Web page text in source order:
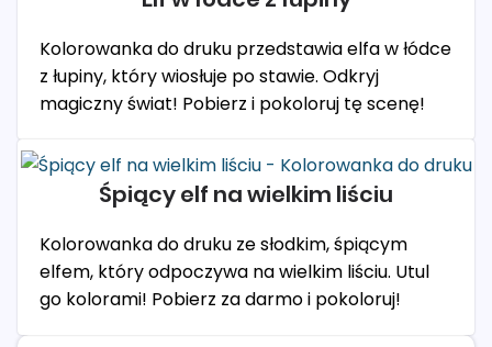
Kolorowanka do druku przedstawia elfa w łódce
z łupiny, który wiosłuje po stawie. Odkryj
magiczny świat! Pobierz i pokoloruj tę scenę!
Śpiący elf na wielkim liściu
Kolorowanka do druku ze słodkim, śpiącym
elfem, który odpoczywa na wielkim liściu. Utul
go kolorami! Pobierz za darmo i pokoloruj!